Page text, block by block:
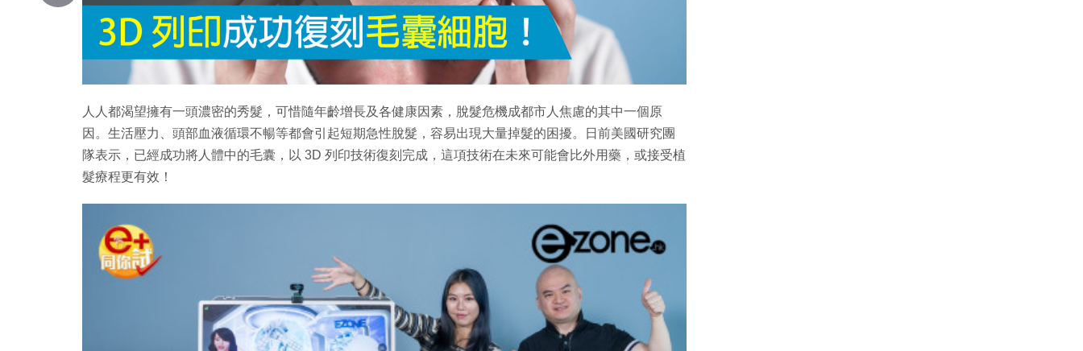
人人都渴望擁有一頭濃密的秀髮，可惜隨年齡增長及各健康因素，脫髮危機成都市人焦慮的其中一個原
因。生活壓力、頭部血液循環不暢等都會引起短期急性脫髮，容易出現大量掉髮的困擾。日前美國研究團
隊表示，已經成功將人體中的毛囊，以 3D 列印技術復刻完成，這項技術在未來可能會比外用藥，或接受植
髮療程更有效！
Link